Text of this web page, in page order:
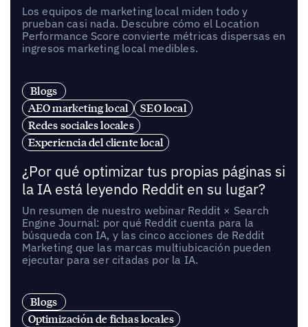
Los equipos de marketing local miden todo y
prueban casi nada. Descubre cómo el Location
Performance Score convierte métricas dispersas en
ingresos marketing local medibles.
Blogs
AEO marketing local
SEO local
Redes sociales locales
Experiencia del cliente local
¿Por qué optimizar tus propias páginas si
la IA está leyendo Reddit en su lugar?
Un resumen de nuestro webinar Reddit × Search
Engine Journal: por qué Reddit cuenta para la
búsqueda con IA, y las cinco acciones de Reddit
Marketing que las marcas multiubicación pueden
ejecutar para ser citadas por la IA.
Blogs
Optimización de fichas locales